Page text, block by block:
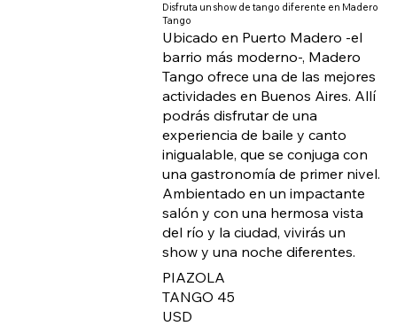
Disfruta un show de tango diferente en Madero
Tango
Ubicado en Puerto Madero -el
barrio más moderno-, Madero
Tango ofrece una de las mejores
actividades en Buenos Aires. Allí
podrás disfrutar de una
experiencia de baile y canto
inigualable, que se conjuga con
una gastronomía de primer nivel.
Ambientado en un impactante
salón y con una hermosa vista
del río y la ciudad, vivirás un
show y una noche diferentes.
PIAZOLA
TANGO 45
USD